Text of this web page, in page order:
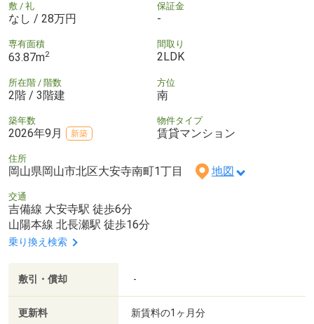
敷 / 礼
なし / 28万円
保証金
-
専有面積
63.87m2
間取り
2LDK
所在階 / 階数
2階 / 3階建
方位
南
築年数
2026年9月 新築
物件タイプ
賃貸マンション
住所
岡山県岡山市北区大安寺南町1丁目 地図
交通
吉備線 大安寺駅 徒歩6分
山陽本線 北長瀬駅 徒歩16分
乗り換え検索
敷引・償却 -
更新料 新賃料の1ヶ月分